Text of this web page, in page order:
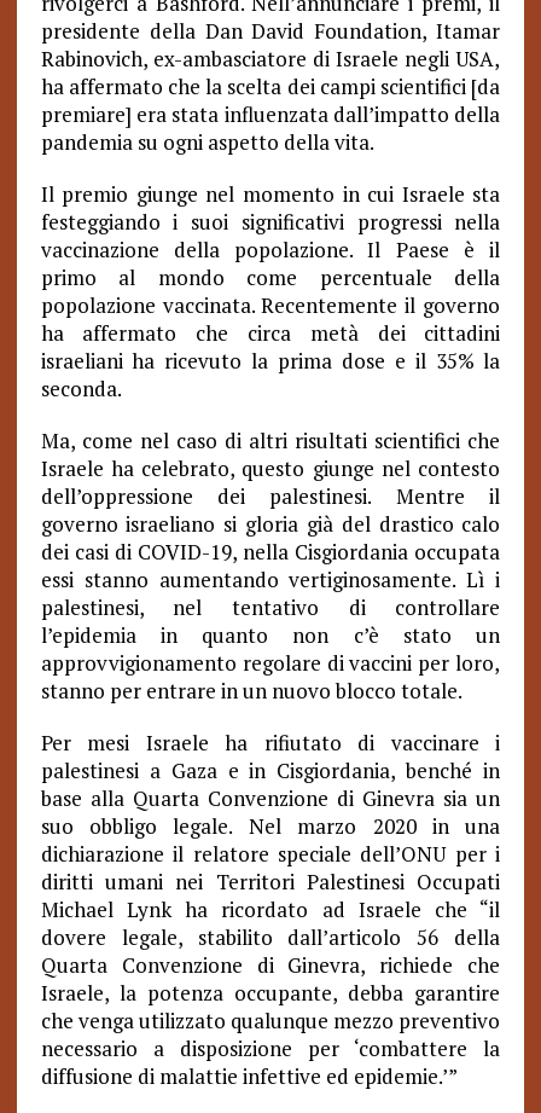
presidente della Dan David Foundation, Itamar
Rabinovich, ex-ambasciatore di Israele negli USA,
ha affermato che la scelta dei campi scientifici [da
premiare] era stata influenzata dall’impatto della
pandemia su ogni aspetto della vita.
Il premio giunge nel momento in cui Israele sta
festeggiando i suoi significativi progressi nella
vaccinazione della popolazione. Il Paese è il
primo al mondo come percentuale della
popolazione vaccinata. Recentemente il governo
ha affermato che circa metà dei cittadini
israeliani ha ricevuto la prima dose e il 35% la
seconda.
Ma, come nel caso di altri risultati scientifici che
Israele ha celebrato, questo giunge nel contesto
dell’oppressione dei palestinesi. Mentre il
governo israeliano si gloria già del drastico calo
dei casi di COVID-19, nella Cisgiordania occupata
essi stanno aumentando vertiginosamente. Lì i
palestinesi, nel tentativo di controllare
l’epidemia in quanto non c’è stato un
approvvigionamento regolare di vaccini per loro,
stanno per entrare in un nuovo blocco totale.
Per mesi Israele ha rifiutato di vaccinare i
palestinesi a Gaza e in Cisgiordania, benché in
base alla Quarta Convenzione di Ginevra sia un
suo obbligo legale. Nel marzo 2020 in una
dichiarazione il relatore speciale dell’ONU per i
diritti umani nei Territori Palestinesi Occupati
Michael Lynk ha ricordato ad Israele che “il
dovere legale, stabilito dall’articolo 56 della
Quarta Convenzione di Ginevra, richiede che
Israele, la potenza occupante, debba garantire
che venga utilizzato qualunque mezzo preventivo
necessario a disposizione per ‘combattere la
diffusione di malattie infettive ed epidemie.’”